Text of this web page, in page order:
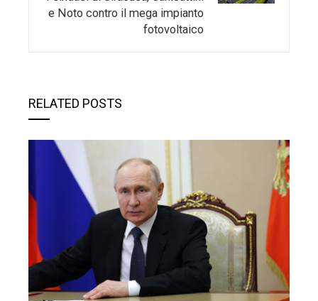
e Noto contro il mega impianto
fotovoltaico
RELATED POSTS